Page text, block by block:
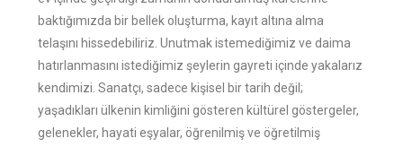
baktığımızda bir bellek oluşturma, kayıt altına alma
telaşını hissedebiliriz. Unutmak istemediğimiz ve daima
hatırlanmasını istediğimiz şeylerin gayreti içinde yakalarız
kendimizi. Sanatçı, sadece kişisel bir tarih değil;
yaşadıkları ülkenin kimliğini gösteren kültürel göstergeler,
gelenekler, hayati eşyalar, öğrenilmiş ve öğretilmiş